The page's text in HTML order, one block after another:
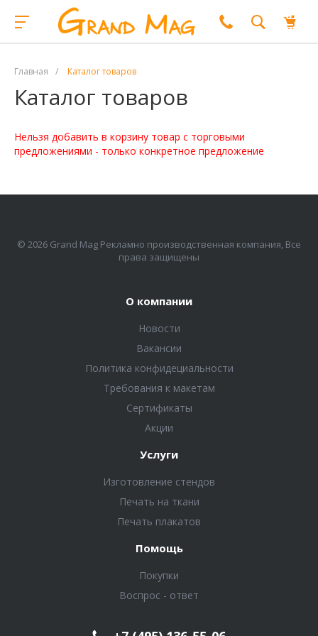
Главная / Каталог товаров
Каталог товаров
Нельзя добавить в корзину товар с торговыми
предложениями - только конкретное предложение
© 2026 Grand Mag Рекламно производственная компания, Все
права защищены
О компании
Новости
Вакансии
Политика конфидециальности
Требования к макетам
Сертификаты
Акции
Услуги
Изготовление стендов
Печать на ткани
Печать плакатов
Помощь
Покупки
Воспрос - ответ